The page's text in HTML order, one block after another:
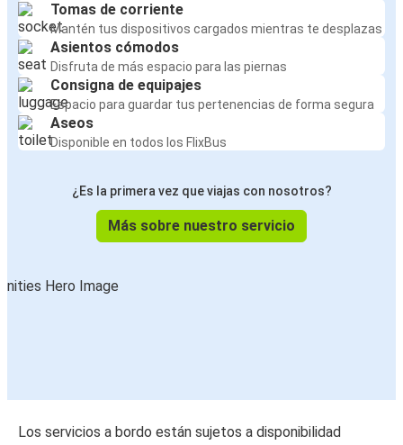
Tomas de corriente
Mantén tus dispositivos cargados mientras te desplazas
Asientos cómodos
Disfruta de más espacio para las piernas
Consigna de equipajes
Espacio para guardar tus pertenencias de forma segura
Aseos
Disponible en todos los FlixBus
¿Es la primera vez que viajas con nosotros?
Más sobre nuestro servicio
Los servicios a bordo están sujetos a disponibilidad